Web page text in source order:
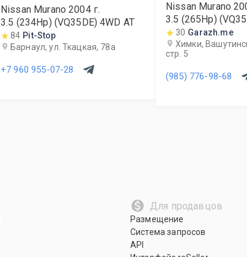
Nissan Murano 2004г.
3.5 (234Hp) (VQ35DE) 4WD AT
84 Pit-Stop
Барнаул, ул. Ткацкая, 78а
+7 960 955-07-28
Nissan Murano
3.5 (265Hp)
30 Garazh.me
Химки,
стр. 5
(985) 776-98-68
Для продавцов
Размещение
Система запросов
API